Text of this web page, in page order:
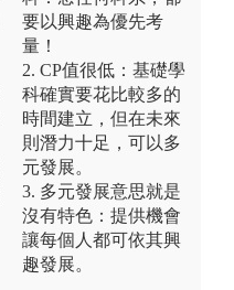
要以興趣為優先考
量！
2. CP值很低：基礎學
科確實要花比較多的
時間建立，但在未來
則潛力十足，可以多
元發展。
3. 多元發展意思就是
沒有特色：提供機會
讓每個人都可依其興
趣發展。